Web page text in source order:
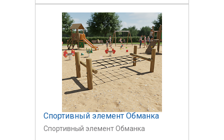
Спортивный элемент Обманка
Спортивный элемент Обманка